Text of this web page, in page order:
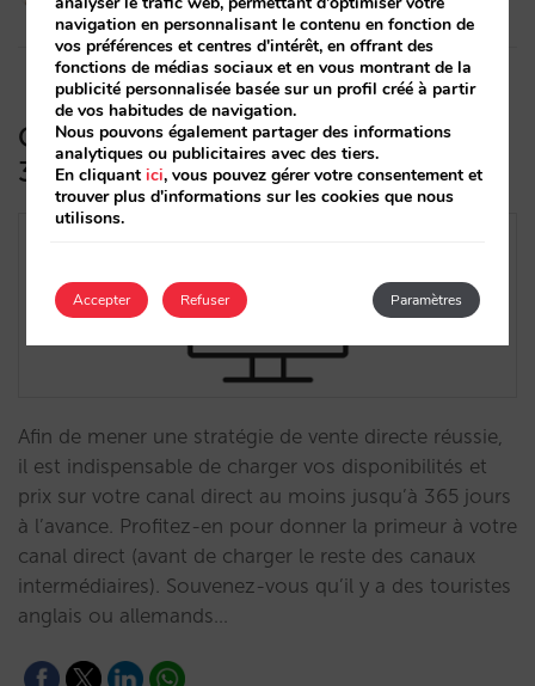
19/12/2019
Chargez vos disponibilités et prix sur
365 jours
Afin de mener une stratégie de vente directe réussie,
il est indispensable de charger vos disponibilités et
prix sur votre canal direct au moins jusqu’à 365 jours
à l’avance. Profitez-en pour donner la primeur à votre
canal direct (avant de charger le reste des canaux
intermédiaires). Souvenez-vous qu’il y a des touristes
anglais ou allemands…
navigation en personnalisant le contenu en fonction de
vos préférences et centres d'intérêt, en offrant des
fonctions de médias sociaux et en vous montrant de la
publicité personnalisée basée sur un profil créé à partir
de vos habitudes de navigation.
Nous pouvons également partager des informations
analytiques ou publicitaires avec des tiers.
En cliquantici, vous pouvez gérer votre consentement et
trouver plus d'informations sur les cookies que nous
utilisons.
Accepter Paramètres
Refuser